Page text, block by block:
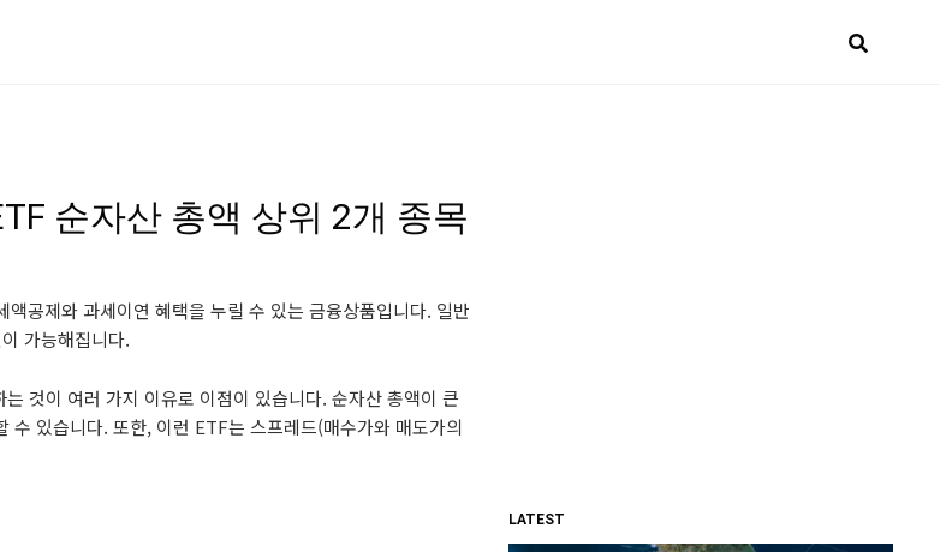
순자산 총액 상위 2개 종목
공제와 과세이연 혜택을 누릴 수 있는 금융상품입니다. 일반
가능해집니다.
것이 여러 가지 이유로 이점이 있습니다. 순자산 총액이 큰
있습니다. 또한, 이런 ETF는 스프레드(매수가와 매도가의
LATEST